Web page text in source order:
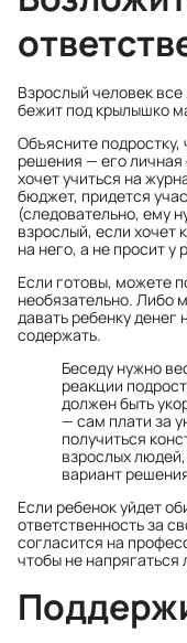
Взрослый человек
бежит под крылышко
Объясните подростку,
решения — его личная
хочет учиться на
бюджет, придется
(следовательно, ему
взрослый, если хочет
на него, а не просит у
Если готовы, можете
необязательно. Либо
давать ребенку денег
содержать.
Беседу нужно
реакции
должен быть
— сам плати за
получиться
взрослых
вариант
Если ребенок уйдет
ответственность за
согласится на
чтобы не напрягаться